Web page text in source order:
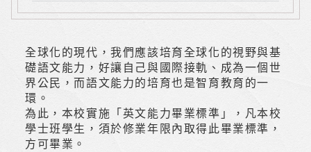
全球化的現代，我們應該培育全球化的視野與基
礎語文能力，好讓自己與國際接軌、成為一個世
界公民，而語文能力的培育也是智育教育的一
環。
為此，本校實施「英文能力畢業標準」，凡本校
學士班學生，須於修業年限內取得此畢業標準，
方可畢業。